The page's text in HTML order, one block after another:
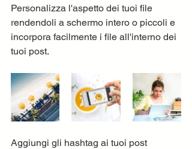
Personalizza l'aspetto dei tuoi file
rendendoli a schermo intero o piccoli e
incorpora facilmente i file all'interno dei
tuoi post.
Aggiungi gli hashtag ai tuoi post